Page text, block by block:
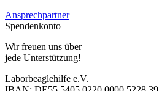
Ansprechpartner
Spendenkonto
Wir freuen uns über
jede Unterstützung!
Laborbeaglehilfe e.V.